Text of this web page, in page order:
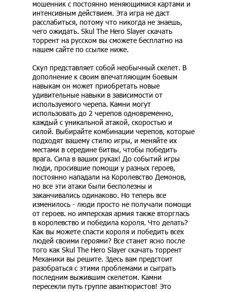
мошенник с постоянно меняющимися картами и
интенсивным действием. Эта игра не даст
расслабиться, потому что никогда не знаешь,
чего ожидать. Skul The Hero Slayer скачать
торрент на русском вы сможете бесплатно на
нашем сайте по ссылке ниже.
Скул представляет собой необычный скелет. В
дополнение к своим впечатляющим боевым
навыкам он может приобретать новые
удивительные навыки в зависимости от
используемого черепа. Камни могут
использовать до 2 черепов одновременно,
каждый с уникальной атакой, скоростью и
силой. Выбирайте комбинации черепов, которые
подходят вашему стилю игры, и меняйте их
местами в середине битвы, чтобы победить
врага. Сила в ваших руках! До событий игры
люди, просившие помощи у разных героев,
постоянно нападали на Королевство Демонов,
но все эти атаки были бесполезны и
заканчивались одинаково. Но теперь все
изменилось - люди просто не получали помощи
от героев. но имперская армия также вторглась
в королевство и победила короля. Что делать?
Как вы можете спасти короля и победить всех
людей своими героями? Все станет ясно после
того как Skul The Hero Slayer скачать торрент
Механики вы решите. Здесь вам предстоит
разобраться с этими проблемами и сыграть
последним выжившим скелетом. Камни
пересекли путь группе авантюристов! Это